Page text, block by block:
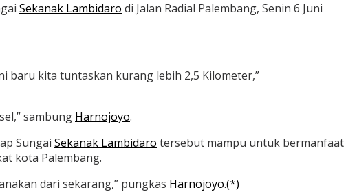
Sekanak Lambidaro di Jalan Radial Palembang, Senin 6 Juni
baru kita tuntaskan kurang lebih 2,5 Kilometer,”
sambung Harnojoyo.
Sungai Sekanak Lambidaro tersebut mampu untuk bermanfaat
kota Palembang.
dari sekarang,” pungkas Harnojoyo.(*)